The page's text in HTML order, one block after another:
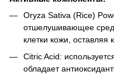
Oryza Sativa (Rice)
отшелушивающее
клетки кожи, оставляя
Citric Acid:
обладает